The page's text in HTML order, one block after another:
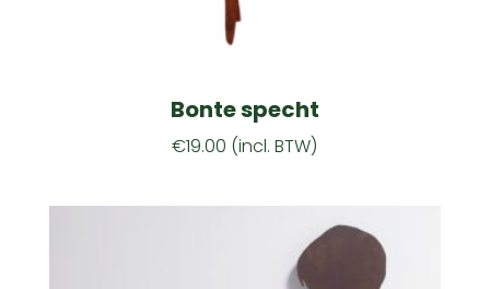
Bonte specht
€19.00 (incl. BTW)